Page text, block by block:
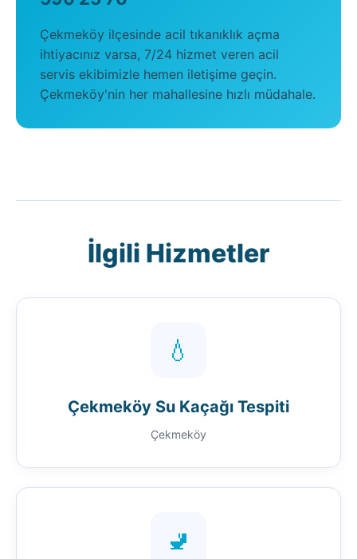
Çekmeköy ilçesinde acil tıkanıklık açma
ihtiyacınız varsa, 7/24 hizmet veren acil
servis ekibimizle hemen iletişime geçin.
Çekmeköy'nin her mahallesine hızlı müdahale.
İlgili Hizmetler
💧
Çekmeköy Su Kaçağı Tespiti
Çekmeköy
🚽